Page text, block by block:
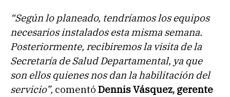
“Según lo planeado, tendríamos los equipos
necesarios instalados esta misma semana.
Posteriormente, recibiremos la visita de la
Secretaría de Salud Departamental, ya que
son ellos quienes nos dan la habilitación del
servicio”, comentó Dennis Vásquez, gerente